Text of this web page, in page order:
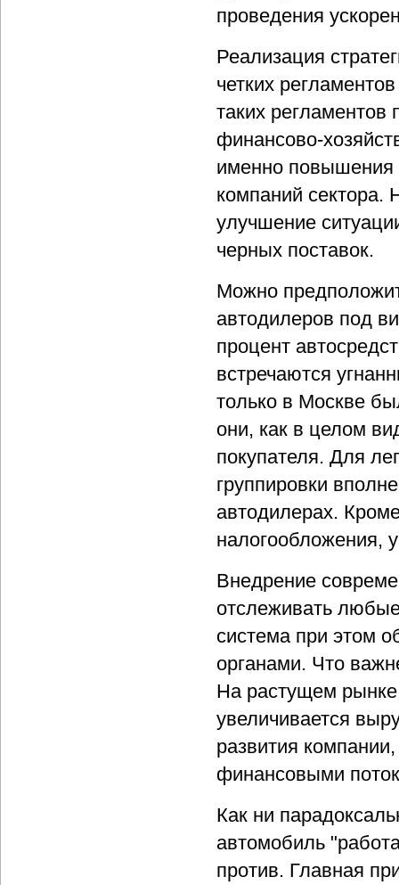
проведения
Реализация
четких
таких
финансово-
именно повышения
компаний сектора.
улучшение
черных поставок.
Можно
автодилеров под
процент
встречаются
только в Москве
они, как в целом
покупателя. Для
группировки
автодилерах.
налогообложения,
Внедрение
отслеживать
система при этом
органами. Что
На растущем
увеличивается
развития
финансовыми
Как ни
автомобиль
против. Главная